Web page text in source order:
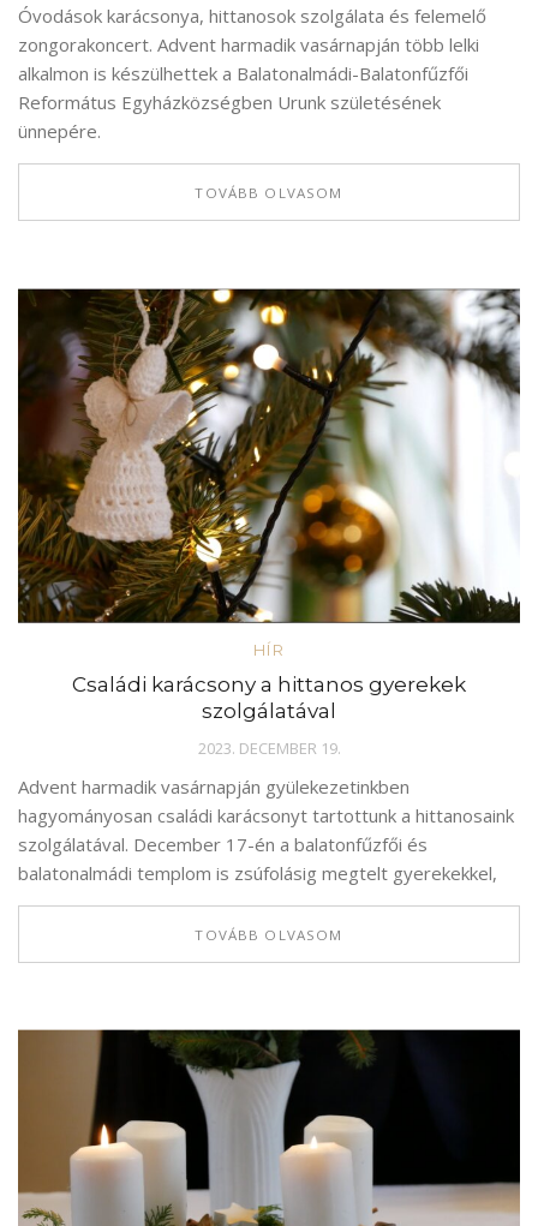
Óvodások karácsonya, hittanosok szolgálata és felemelő
zongorakoncert. Advent harmadik vasárnapján több lelki
alkalmon is készülhettek a Balatonalmádi-Balatonfűzfői
Református Egyházközségben Urunk születésének
ünnepére.
TOVÁBB OLVASOM
HÍR
Családi karácsony a hittanos gyerekek
szolgálatával
2023. DECEMBER 19.
Advent harmadik vasárnapján gyülekezetinkben
hagyományosan családi karácsonyt tartottunk a hittanosaink
szolgálatával. December 17-én a balatonfűzfői és
balatonalmádi templom is zsúfolásig megtelt gyerekekkel,
TOVÁBB OLVASOM